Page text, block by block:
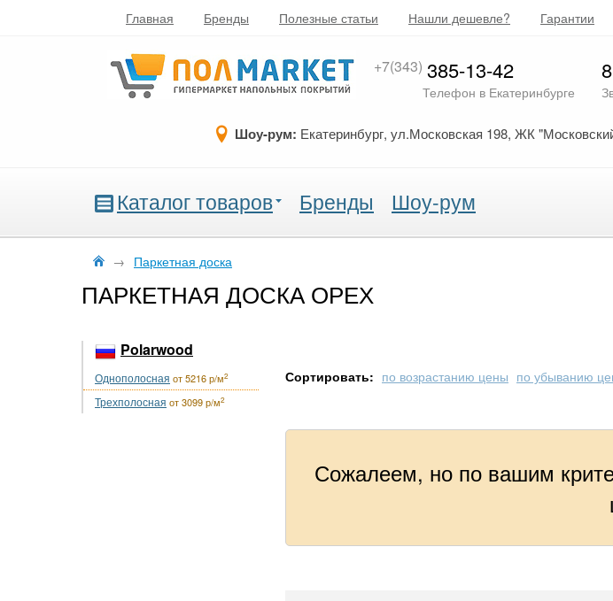
Главная Бренды Полезные статьи Нашли дешевле? Гарантии
+7(343) 385-13-42
Телефон в Екатеринбурге
Шоу-рум: Екатеринбург, ул.Московская 198, ЖК
Каталог товаров Бренды Шоу-рум
→ Паркетная доска
ПАРКЕТНАЯ ДОСКА ОРЕХ
Polarwood
Однополосная от 5216 р/м2
Трехполосная от 3099 р/м2
Сортировать: по возрастанию цены по убыванию
Сожалеем, но по вашим